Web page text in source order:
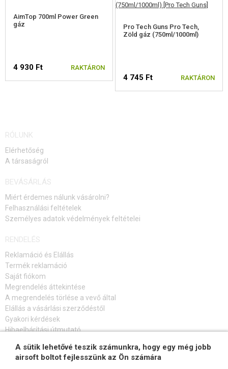
AimTop 700ml Power Green
gáz
4 930 Ft RAKTÁRON
Pro Tech Guns Pro Tech,
Zöld gáz (750ml/1000ml)
4 745 Ft RAKTÁRON
RÓLUNK
Elérhetőség
A társaságról
BEVÁSÁRLÁS
Miért érdemes nálunk vásárolni?
Felhasználási feltételek
Személyes adatok védelmények feltételei
RENDELÉS
Reklamáció és Elállás
Termék reklamáció
Saját fiókom
Megrendelés áttekintése
A megrendelés törlése a vevő által
Elállás a vásárlási szerződéstől
Gyakori kérdések
Hibaelhárítási útmutató
FELIRATKOZÁS HÍRLEVÉLRE
A sütik lehetővé teszik számunkra, hogy egy még jobb
airsoft boltot fejlesszünk az Ön számára